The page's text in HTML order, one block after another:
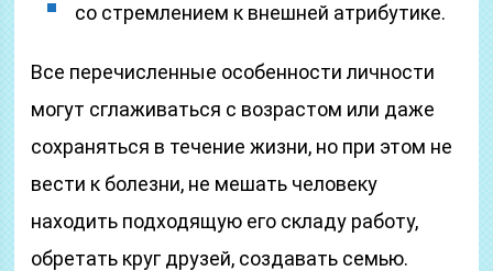
со стремлением к внешней атрибутике.
Все перечисленные особенности личности
могут сглаживаться с возрастом или даже
сохраняться в течение жизни, но при этом не
вести к болезни, не мешать человеку
находить подходящую его складу работу,
обретать круг друзей, создавать семью.